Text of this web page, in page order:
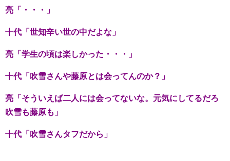
亮「・・・」
十代「世知辛い世の中だよな」
亮「学生の頃は楽しかった・・・」
十代「吹雪さんや藤原とは会ってんのか？」
亮「そういえば二人には会ってないな。元気にしてるだろ
吹雪も藤原も」
十代「吹雪さんタフだから」